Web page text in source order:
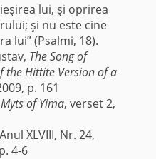
lui, şi oprirea
şi nu este cine
lui” (Psalmi, 18).
The Song of
the Hittite Version of a
p. 161
Myts of Yima, verset 2,
XLVIII, Nr. 24,
4-6